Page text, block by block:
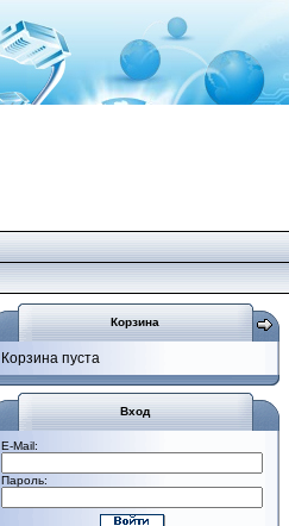
Корзина
Корзина пуста
Вход
E-Mail:
Пароль: